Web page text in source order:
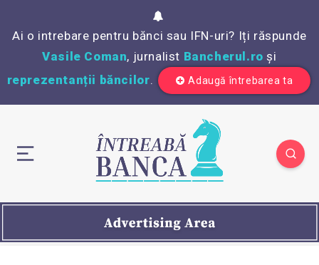
Ai o intrebare pentru bănci sau IFN-uri? Iți răspunde
Vasile Coman, jurnalist Bancherul.ro și
reprezentanții băncilor. Adaugă întrebarea ta